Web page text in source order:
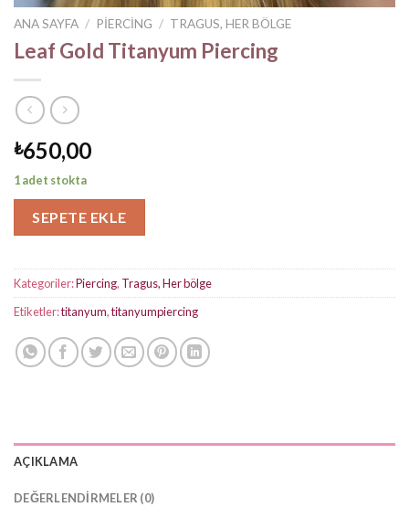
ANA SAYFA / PIERCING / TRAGUS, HER BÖLGE
Leaf Gold Titanyum Piercing
₺650,00
1 adet stokta
SEPETE EKLE
Kategoriler:Piercing, Tragus, Her bölge
Etiketler:titanyum,titanyumpiercing
AÇIKLAMA
DEĞERLENDIRMELER (0)